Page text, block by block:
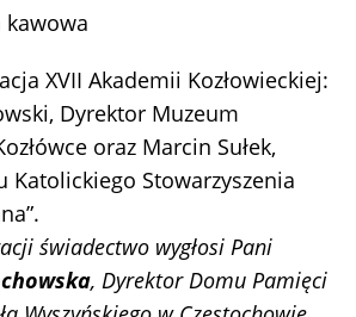
kawowa
XVII Akademii Kozłowieckiej:
Dyrektor Muzeum
oraz Marcin Sułek,
Katolickiego Stowarzyszenia
świadectwo wygłosi Pani
, Dyrektor Domu Pamięci